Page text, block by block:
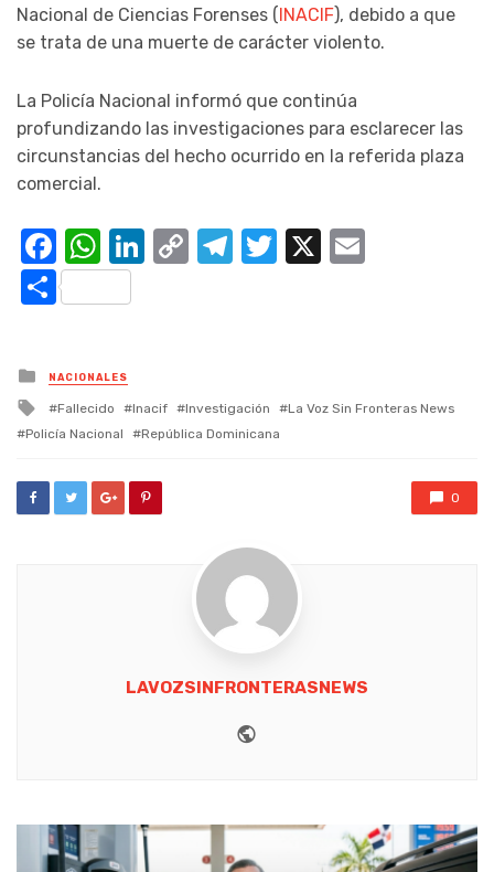
Nacional de Ciencias Forenses (INACIF), debido a que
se trata de una muerte de carácter violento.
La Policía Nacional informó que continúa
profundizando las investigaciones para esclarecer las
circunstancias del hecho ocurrido en la referida plaza
comercial.
Facebook
WhatsApp
LinkedIn
CopyTelegram
Twitter
X
Compartir
Posted
in
NACIONALES
Tagged
with
Fallecido Inacif Investigación
La Voz Sin Fronteras News
Policía Nacional
República Dominicana
0
LAVOZSINFRONTERASNEWS